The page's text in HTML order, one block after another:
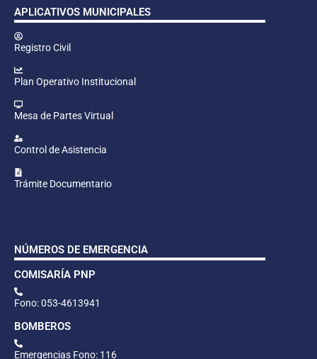
APLICATIVOS MUNICIPALES
Registro Civil
Plan Operativo Institucional
Mesa de Partes Virtual
Control de Asistencia
Trámite Documentario
NÚMEROS DE EMERGENCIA
COMISARÍA PNP
Fono: 053-4613941
BOMBEROS
Emergencias Fono: 116